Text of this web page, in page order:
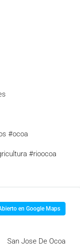
#ocoa
#rioocoa
en Google Maps
San Jose De Ocoa